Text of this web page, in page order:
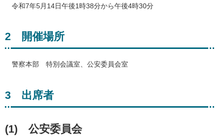
令和7年5月14日午後1時38分から午後4時30分
2 開催場所
警察本部 特別会議室、公安委員会室
3 出席者
(1) 公安委員会